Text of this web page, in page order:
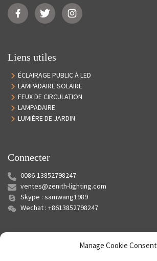
Liens utiles
ÉCLAIRAGE PUBLIC À LED
LAMPADAIRE SOLAIRE
FEUX DE CIRCULATION
LAMPADAIRE
LUMIÈRE DE JARDIN
Connecter
0086-13852798247
ventes@zenith-lighting.com
Skype : samwang1989
Wechat : +8613852798247
Manage Cookie Consent